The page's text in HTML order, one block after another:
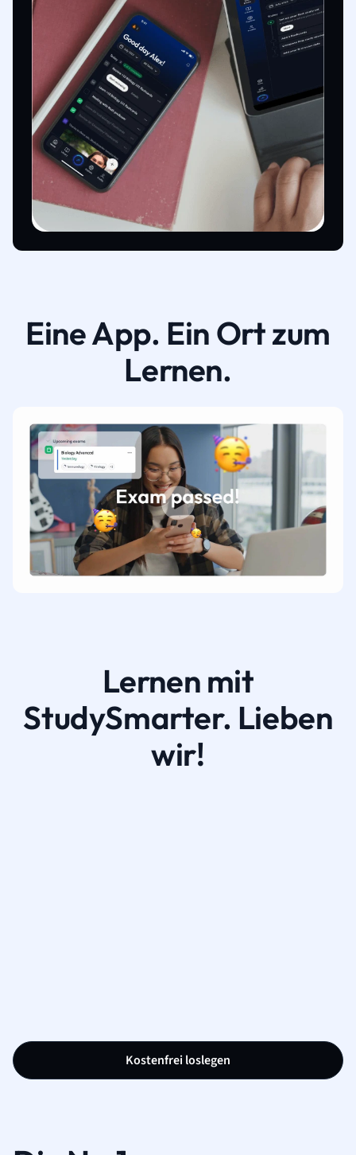
Eine App. Ein Ort zum
Lernen.
Lernen mit
StudySmarter. Lieben
wir!
Kostenfrei loslegen